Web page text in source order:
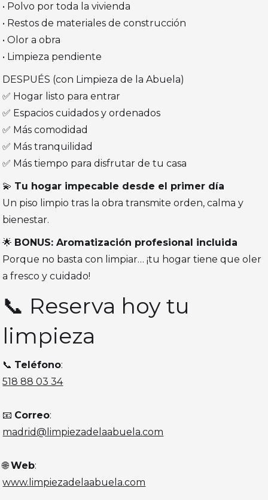
• Polvo por toda la vivienda
• Restos de materiales de construcción
• Olor a obra
• Limpieza pendiente
DESPUÉS (con Limpieza de la Abuela)
✅ Hogar listo para entrar
✅ Espacios cuidados y ordenados
✅ Más comodidad
✅ Más tranquilidad
✅ Más tiempo para disfrutar de tu casa
💫 Tu hogar impecable desde el primer día
Un piso limpio tras la obra transmite orden, calma y
bienestar.
🌟 BONUS: Aromatización profesional incluida
Porque no basta con limpiar… ¡tu hogar tiene que oler
a fresco y cuidado!
📞 Reserva hoy tu
limpieza
📞 Teléfono:
518 88 03 34
📧 Correo:
madrid@limpiezadelaabuela.com
🌐Web:
www.limpiezadelaabuela.com